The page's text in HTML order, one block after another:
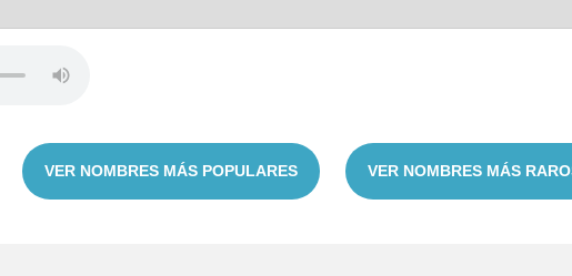
VER NOMBRES MÁS POPULARES VER NOMBRES MÁS